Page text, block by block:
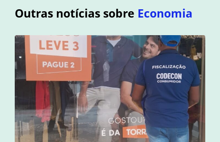
Outras notícias sobre Economia